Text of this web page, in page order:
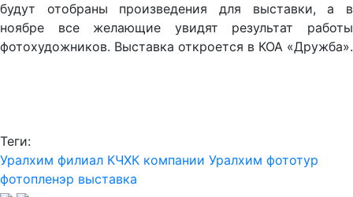
будут отобраны произведения для выставки, а в
ноябре все желающие увидят результат работы
фотохудожников. Выставка откроется в КОА «Дружба».
Теги:
Уралхим филиал КЧХК компании Уралхим фототур
фотопленэр выставка